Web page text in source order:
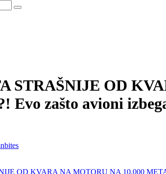
STRAŠNIJE OD
Evo zašto avioni